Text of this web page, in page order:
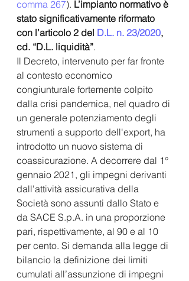
comma 267). L’impianto normativo è
stato significativamente riformato
con l’articolo 2 del D.L. n. 23/2020,
cd. “D.L. liquidità”.
Il Decreto, intervenuto per far fronte
al contesto economico
congiunturale fortemente colpito
dalla crisi pandemica, nel quadro di
un generale potenziamento degli
strumenti a supporto dell'export, ha
introdotto un nuovo sistema di
coassicurazione. A decorrere dal 1°
gennaio 2021, gli impegni derivanti
dall'attività assicurativa della
Società sono assunti dallo Stato e
da SACE S.p.A. in una proporzione
pari, rispettivamente, al 90 e al 10
per cento. Si demanda alla legge di
bilancio la definizione dei limiti
cumulati all’assunzione di impegni